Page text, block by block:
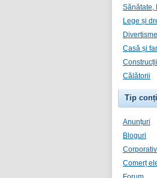
Sănătate,
Lege și
Casă și
Călătorii
Tip
Anunțuri
Bloguri
Comerț